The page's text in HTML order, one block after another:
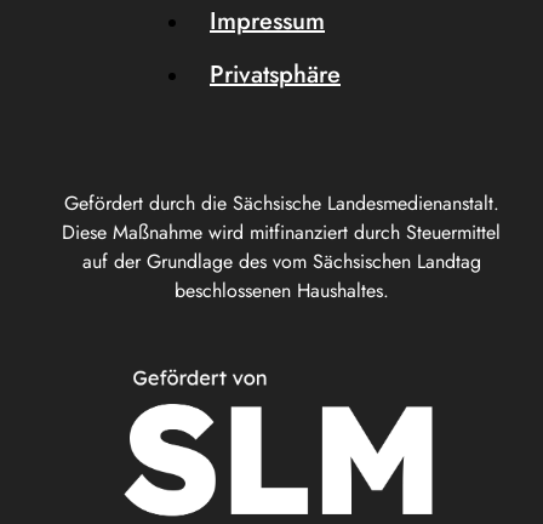
Gefördert durch die Sächsische Landesmedienanstalt.
Diese Maßnahme wird mitfinanziert durch Steuermittel
auf der Grundlage des vom Sächsischen Landtag
beschlossenen Haushaltes.
Impressum
Privatsphäre